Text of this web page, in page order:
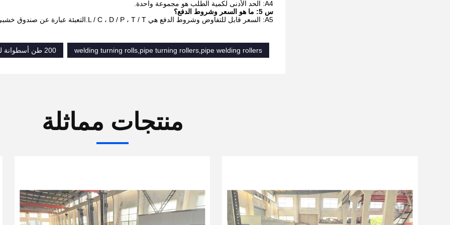
A4: الحد الأدنى لكمية الطلب هو مجموعة واحدة.
س 5: ما هو السعر وشروط الدفع؟
A5: السعر قابل للتفاوض وشروط الدفع هي L / C ، D / P ، T / T.التعبئة عبارة عن صندوق خشبي ووقت التسليم 15 يومًا.يمكننا توريد 5 مجموعات شهريا.
welding turning rolls,pipe turning rollers,pipe welding rollers 200 طن أسطوانة لحام الأنابيب التقليدية
منتجات مماثلة